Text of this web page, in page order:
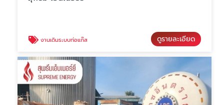
งานเดินระบบท่อแก๊ส ดูรายละเอียด